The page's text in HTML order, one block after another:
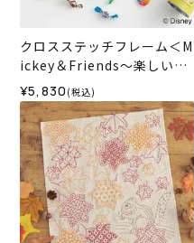
クロスステッチフレーム＜M
ickey＆Friends～楽しい一
日～＞
¥5,830 (税込)